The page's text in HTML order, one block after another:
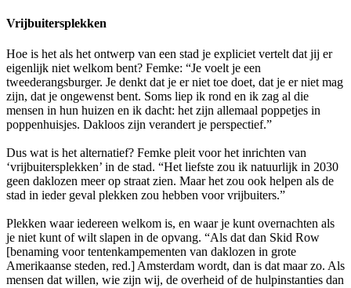
Vrijbuitersplekken
Hoe is het als het ontwerp van een stad je expliciet vertelt dat jij er
eigenlijk niet welkom bent? Femke: “Je voelt je een
tweederangsburger. Je denkt dat je er niet toe doet, dat je er niet mag
zijn, dat je ongewenst bent. Soms liep ik rond en ik zag al die
mensen in hun huizen en ik dacht: het zijn allemaal poppetjes in
poppenhuisjes. Dakloos zijn verandert je perspectief.”
Dus wat is het alternatief? Femke pleit voor het inrichten van
‘vrijbuitersplekken’ in de stad. “Het liefste zou ik natuurlijk in 2030
geen daklozen meer op straat zien. Maar het zou ook helpen als de
stad in ieder geval plekken zou hebben voor vrijbuiters.”
Plekken waar iedereen welkom is, en waar je kunt overnachten als
je niet kunt of wilt slapen in de opvang. “Als dat dan Skid Row
[benaming voor tentenkampementen van daklozen in grote
Amerikaanse steden, red.] Amsterdam wordt, dan is dat maar zo. Als
mensen dat willen, wie zijn wij, de overheid of de hulpinstanties dan